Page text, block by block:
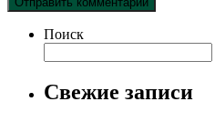
Поиск
Свежие записи